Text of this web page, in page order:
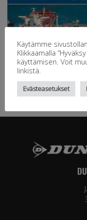
Käytämme
Klikkaamalla
käyttämisen. Voit
linkistä.
Evästeasetukset